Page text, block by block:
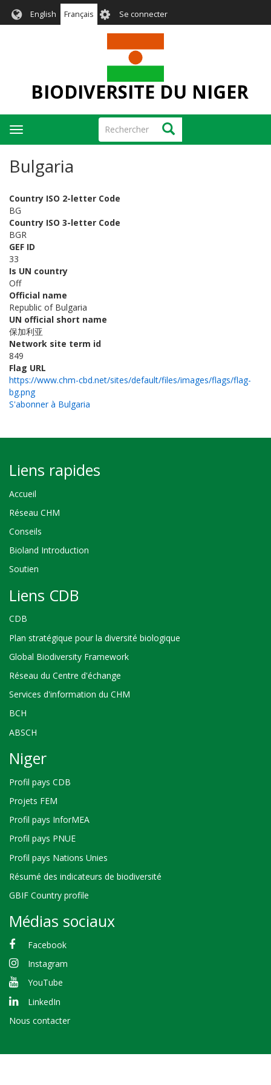
English Français User
account
menu
Se connecter
BIODIVERSITE DU NIGER
Rechercher Rechercher
Toggle
navigation
Bulgaria
Country ISO 2-letter Code
BG
Country ISO 3-letter Code
BGR
GEF ID
33
Is UN country
Off
Official name
Republic of Bulgaria
UN official short name
保加利亚
Network site term id
849
Flag URL
https://www.chm-cbd.net/sites/default/files/images/flags/flag-
bg.png
S'abonner à Bulgaria
Liens rapides
Accueil
Réseau CHM
Conseils
Bioland Introduction
Soutien
Liens CDB
CDB
Plan stratégique pour la diversité biologique
Global Biodiversity Framework
Réseau du Centre d'échange
Services d'information du CHM
BCH
ABSCH
Niger
Profil pays CDB
Projets FEM
Profil pays InforMEA
Profil pays PNUE
Profil pays Nations Unies
Résumé des indicateurs de biodiversité
GBIF Country profile
Médias sociaux
Facebook
Instagram
YouTube
LinkedIn
Nous contacter